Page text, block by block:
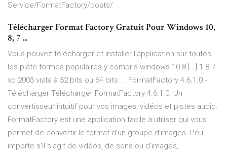
Service/FormatFactory/posts/
Télécharger Format Factory Gratuit Pour Windows 10,
8, 7 ...
Vous pouvez télécharger et installer l'application sur toutes
les plate formes populaires y compris windows 10 8 [...] 1 8 7
xp 2003 vista à 32 bits ou 64 bits ... FormatFactory 4.6.1.0 -
Télécharger Télécharger FormatFactory 4.6.1.0. Un
convertisseur intuitif pour vos images, vidéos et pistes audio.
FormatFactory est une application facile à utiliser qui vous
permet de convertir le format d'un groupe d'images. Peu
importe s'il s'agit de vidéos, de sons ou d'images,